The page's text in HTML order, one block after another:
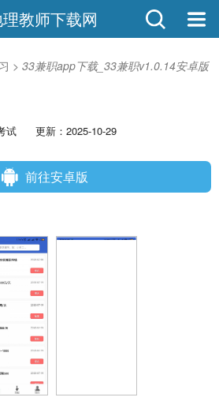
教师下载网
> 33兼职app下载_33兼职v1.0.14安卓版
试 更新：2025-10-29
前往安卓版